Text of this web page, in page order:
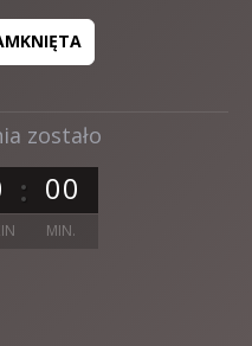
zostało
00
MIN.